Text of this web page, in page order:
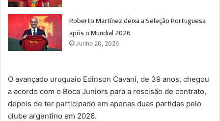
Roberto Martínez deixa a Seleção Portuguesa
após o Mundial 2026
Junho 20, 2026
O avançado uruguaio Edinson Cavani, de 39 anos, chegou
a acordo com o Boca Juniors para a rescisão de contrato,
depois de ter participado em apenas duas partidas pelo
clube argentino em 2026.